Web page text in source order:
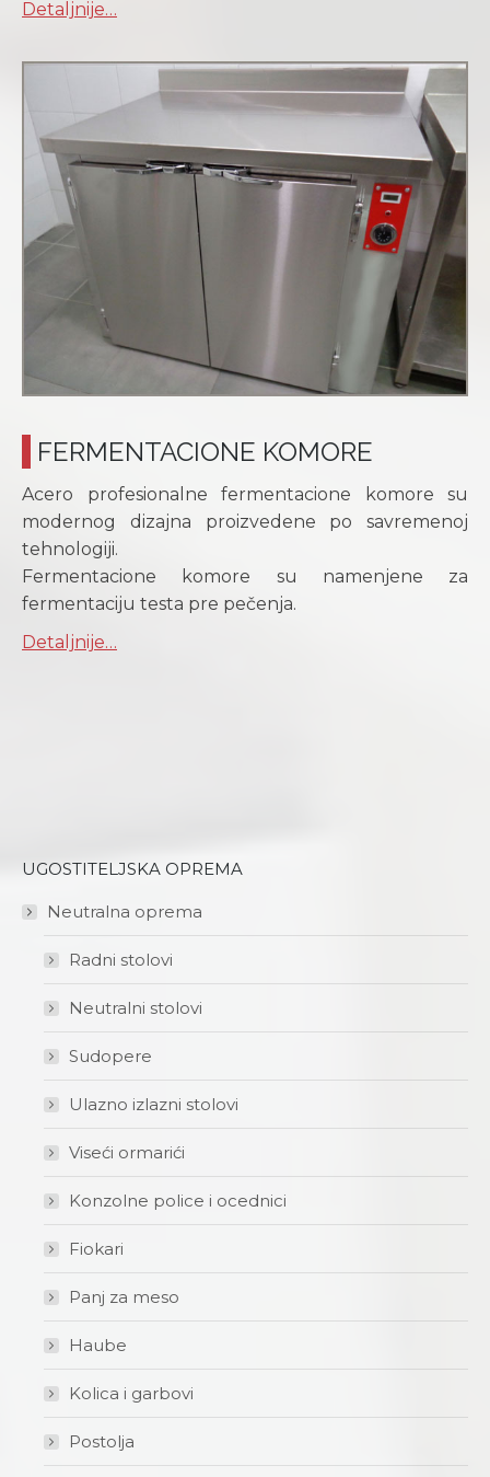
Detaljnije…
FERMENTACIONE KOMORE
Acero profesionalne fermentacione komore su
modernog dizajna proizvedene po savremenoj
tehnologiji.
Fermentacione komore su namenjene za
fermentaciju testa pre pečenja.
Detaljnije…
UGOSTITELJSKA OPREMA
Neutralna oprema
Radni stolovi
Neutralni stolovi
Sudopere
Ulazno izlazni stolovi
Viseći ormarići
Konzolne police i ocednici
Fiokari
Panj za meso
Haube
Kolica i garbovi
Postolja